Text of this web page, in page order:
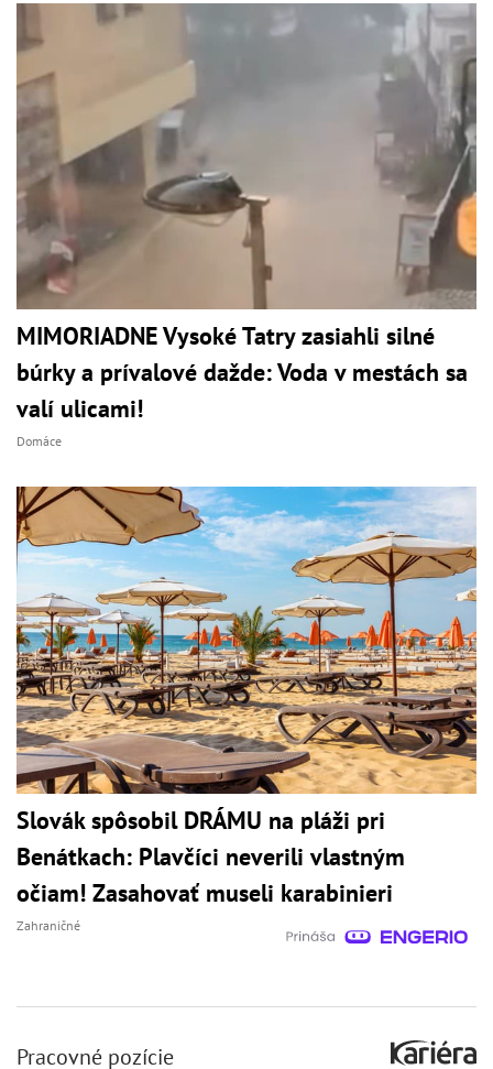
MIMORIADNE Vysoké Tatry zasiahli silné
búrky a prívalové dažde: Voda v mestách sa
valí ulicami!
Domáce
Slovák spôsobil DRÁMU na pláži pri
Benátkach: Plavčíci neverili vlastným
očiam! Zasahovať museli karabinieri
Zahraničné
Pracovné pozície